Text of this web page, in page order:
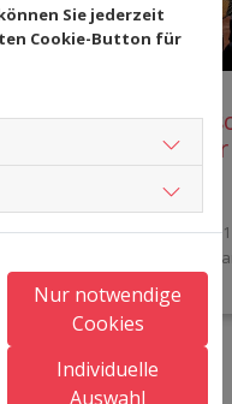
21. Juli 2026
Die Damen
auf. Auch
Sie jederzeit
Cookie-Button für
Nur notwendige
Cookies
Individuelle
Auswahl